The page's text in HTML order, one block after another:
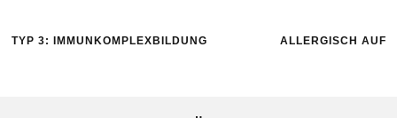
TYP 3: IMMUNKOMPLEXBILDUNG ALLERGISCH AUF